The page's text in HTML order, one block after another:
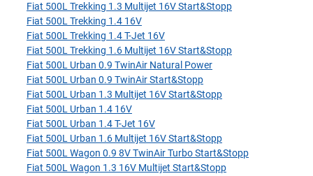
Fiat 500L Trekking 1.3 Multijet 16V Start&Stopp
Fiat 500L Trekking 1.4 16V
Fiat 500L Trekking 1.4 T-Jet 16V
Fiat 500L Trekking 1.6 Multijet 16V Start&Stopp
Fiat 500L Urban 0.9 TwinAir Natural Power
Fiat 500L Urban 0.9 TwinAir Start&Stopp
Fiat 500L Urban 1.3 Multijet 16V Start&Stopp
Fiat 500L Urban 1.4 16V
Fiat 500L Urban 1.4 T-Jet 16V
Fiat 500L Urban 1.6 Multijet 16V Start&Stopp
Fiat 500L Wagon 0.9 8V TwinAir Turbo Start&Stopp
Fiat 500L Wagon 1.3 16V Multijet Start&Stopp